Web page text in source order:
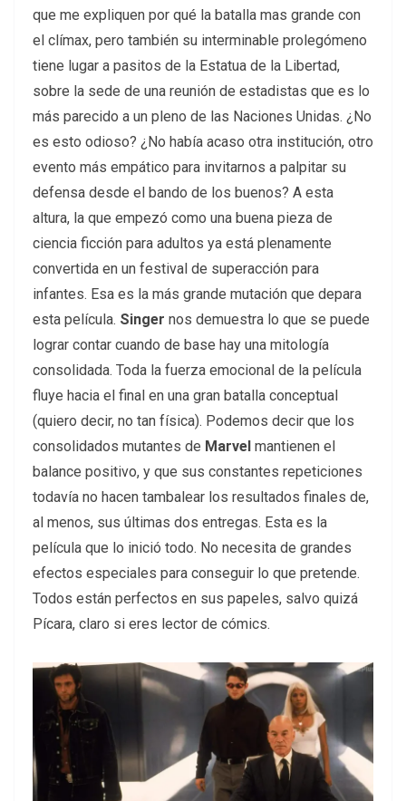
que me expliquen por qué la batalla mas grande con
el clímax, pero también su interminable prolegómeno
tiene lugar a pasitos de la Estatua de la Libertad,
sobre la sede de una reunión de estadistas que es lo
más parecido a un pleno de las Naciones Unidas. ¿No
es esto odioso? ¿No había acaso otra institución, otro
evento más empático para invitarnos a palpitar su
defensa desde el bando de los buenos? A esta
altura, la que empezó como una buena pieza de
ciencia ficción para adultos ya está plenamente
convertida en un festival de superacción para
infantes. Esa es la más grande mutación que depara
esta película. Singer nos demuestra lo que se puede
lograr contar cuando de base hay una mitología
consolidada. Toda la fuerza emocional de la película
fluye hacia el final en una gran batalla conceptual
(quiero decir, no tan física). Podemos decir que los
consolidados mutantes de Marvel mantienen el
balance positivo, y que sus constantes repeticiones
todavía no hacen tambalear los resultados finales de,
al menos, sus últimas dos entregas. Esta es la
película que lo inició todo. No necesita de grandes
efectos especiales para conseguir lo que pretende.
Todos están perfectos en sus papeles, salvo quizá
Pícara, claro si eres lector de cómics.